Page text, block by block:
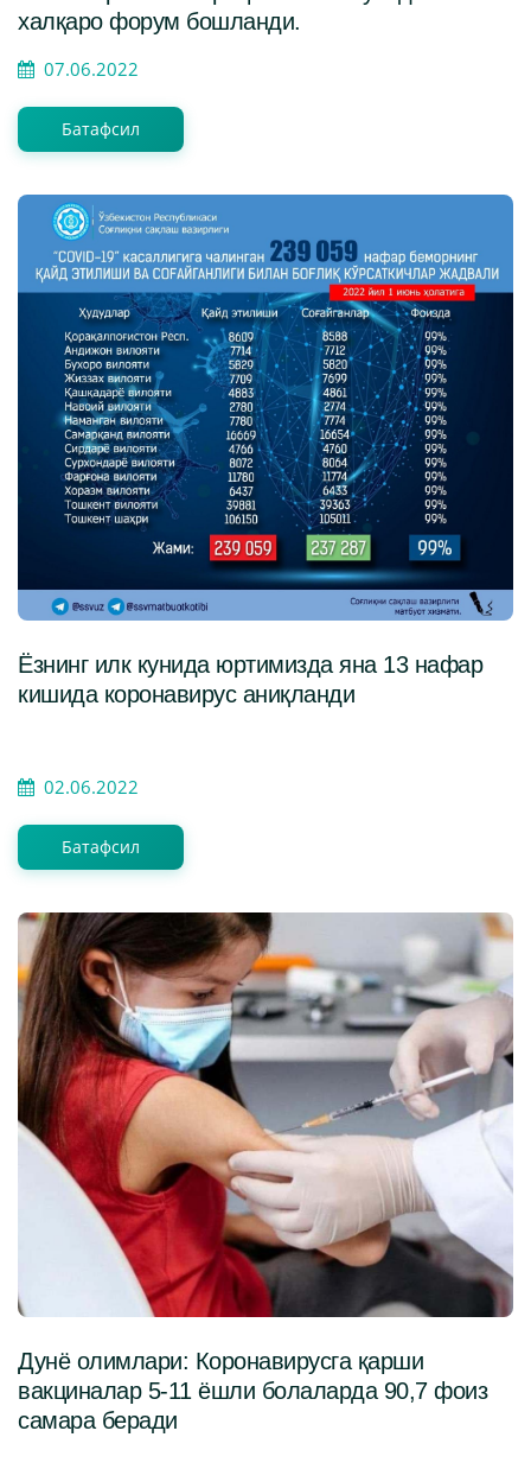
халқаро форум бошланди.
07.06.2022
Батафсил
Ёзнинг илк кунида юртимизда яна 13 нафар
кишида коронавирус аниқланди
02.06.2022
Батафсил
Дунё олимлари: Коронавирусга қарши
вакциналар 5-11 ёшли болаларда 90,7 фоиз
самара беради